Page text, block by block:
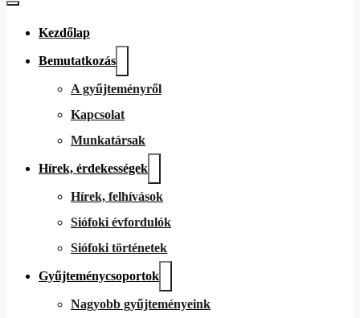
Kezdőlap
Bemutatkozás
A gyűjteményről
Kapcsolat
Munkatársak
Hírek, érdekességek
Hírek, felhívások
Siófoki évfordulók
Siófoki történetek
Gyűjteménycsoportok
Nagyobb gyűjteményeink